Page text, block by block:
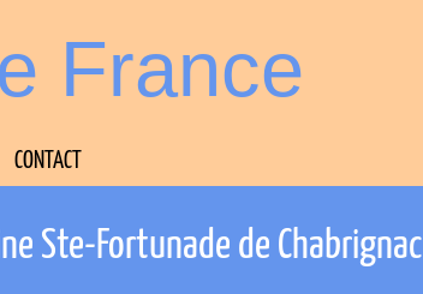
France
CONTACT
Ste-Fortunade de Chabrignac